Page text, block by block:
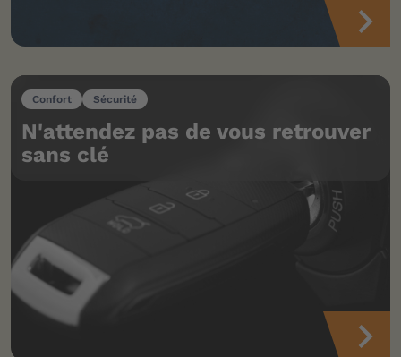
Confort Sécurité
N'attendez pas de vous retrouver
sans clé